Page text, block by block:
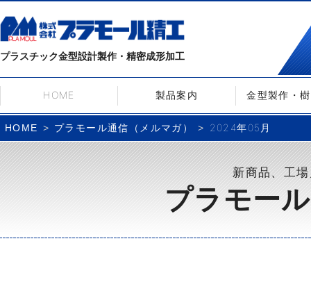
プラスチック金型設計製作・精密成形加工
HOME 製品案内 金型製作・
HOME プラモール通信（メルマガ） 2024年05月
新商品、工
プラモー